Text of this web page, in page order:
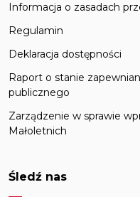
Informacja o zasadach
Regulamin
Deklaracja dostępności
Raport o stanie
publicznego
Zarządzenie w sprawie
Małoletnich
Śledź nas